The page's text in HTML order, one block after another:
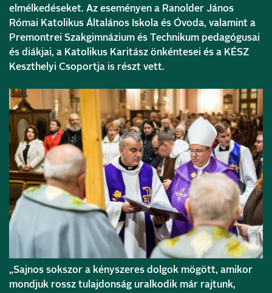
elmélkedéseket. Az eseményen a Ranolder János
Római Katolikus Általános Iskola és Óvoda, valamint a
Premontrei Szakgimnázium és Technikum pedagógusai
és diákjai, a Katolikus Karitász önkéntesei és a KÉSZ
Keszthelyi Csoportja is részt vett.
„Sajnos sokszor a kényszeres dolgok mögött, amikor
mondjuk rossz tulajdonság uralkodik már rajtunk,